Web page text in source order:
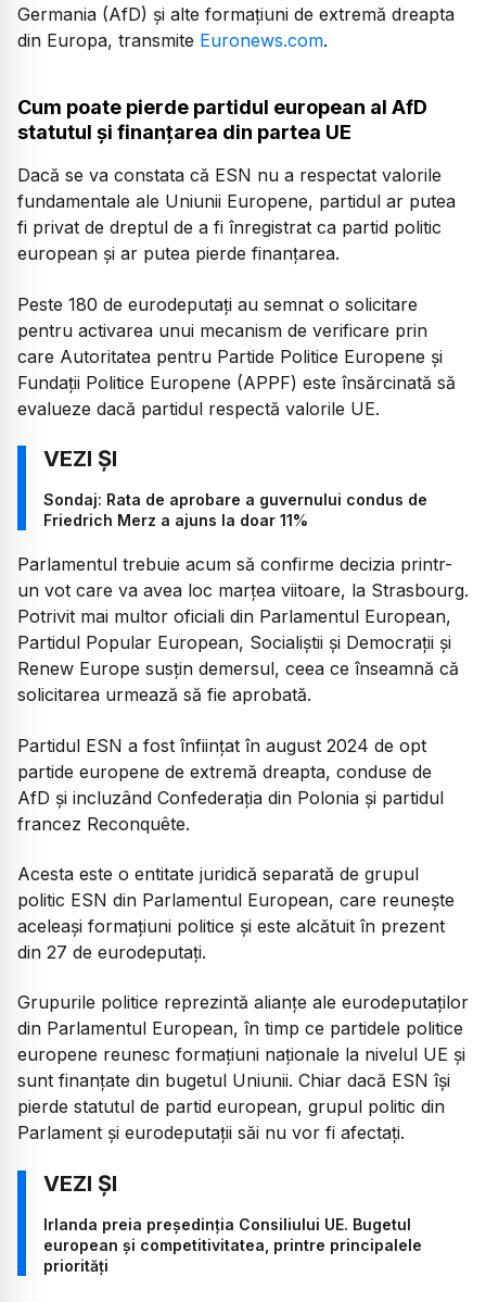
Germania (AfD) și alte formațiuni de extremă dreapta
din Europa, transmite Euronews.com.
Cum poate pierde partidul european al AfD
statutul și finanțarea din partea UE
Dacă se va constata că ESN nu a respectat valorile
fundamentale ale Uniunii Europene, partidul ar putea
fi privat de dreptul de a fi înregistrat ca partid politic
european și ar putea pierde finanțarea.
Peste 180 de eurodeputați au semnat o solicitare
pentru activarea unui mecanism de verificare prin
care Autoritatea pentru Partide Politice Europene și
Fundații Politice Europene (APPF) este însărcinată să
evalueze dacă partidul respectă valorile UE.
Sondaj: Rata de aprobare a guvernului condus de
Friedrich Merz a ajuns la doar 11%
Parlamentul trebuie acum să confirme decizia printr-
un vot care va avea loc marțea viitoare, la Strasbourg.
Potrivit mai multor oficiali din Parlamentul European,
Partidul Popular European, Socialiștii și Democrații și
Renew Europe susțin demersul, ceea ce înseamnă că
solicitarea urmează să fie aprobată.
Partidul ESN a fost înființat în august 2024 de opt
partide europene de extremă dreapta, conduse de
AfD și incluzând Confederația din Polonia și partidul
francez Reconquête.
Acesta este o entitate juridică separată de grupul
politic ESN din Parlamentul European, care reunește
aceleași formațiuni politice și este alcătuit în prezent
din 27 de eurodeputați.
Grupurile politice reprezintă alianțe ale eurodeputaților
din Parlamentul European, în timp ce partidele politice
europene reunesc formațiuni naționale la nivelul UE și
sunt finanțate din bugetul Uniunii. Chiar dacă ESN își
pierde statutul de partid european, grupul politic din
Parlament și eurodeputații săi nu vor fi afectați.
Irlanda preia președinția Consiliului UE. Bugetul
european și competitivitatea, printre principalele
priorități